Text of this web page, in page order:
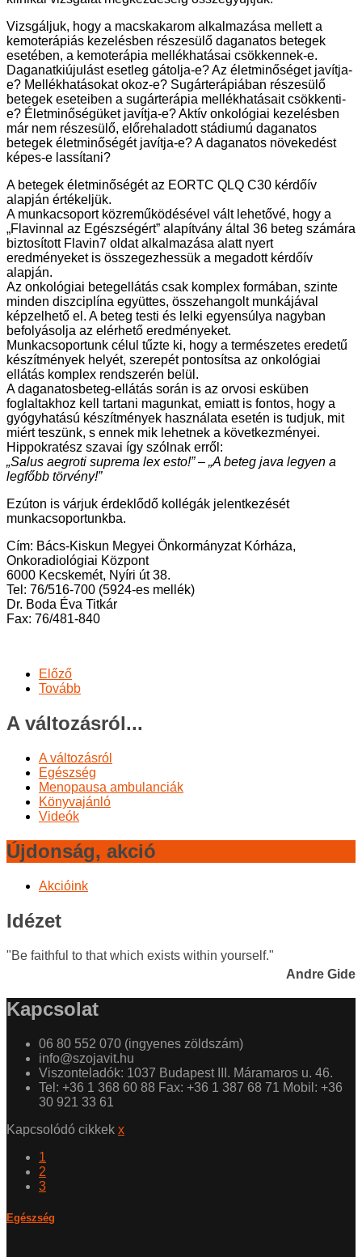
Vizsgáljuk, hogy a macskakarom alkalmazása mellett a
kemoterápiás kezelésben részesülő daganatos betegek
esetében, a kemoterápia mellékhatásai csökkennek-e.
Daganatkiújulást esetleg gátolja-e? Az életminőséget javítja-
e? Mellékhatásokat okoz-e? Sugárterápiában részesülő
betegek eseteiben a sugárterápia mellékhatásait csökkenti-
e? Életminőségüket javítja-e? Aktív onkológiai kezelésben
már nem részesülő, előrehaladott stádiumú daganatos
betegek életminőségét javítja-e? A daganatos növekedést
képes-e lassítani?
A betegek életminőségét az EORTC QLQ C30 kérdőív
alapján értékeljük.
A munkacsoport közreműködésével vált lehetővé, hogy a
„Flavinnal az Egészségért” alapítvány által 36 beteg számára
biztosított Flavin7 oldat alkalmazása alatt nyert
eredményeket is összegezhessük a megadott kérdőív
alapján.
Az onkológiai betegellátás csak komplex formában, szinte
minden diszciplína együttes, összehangolt munkájával
képzelhető el. A beteg testi és lelki egyensúlya nagyban
befolyásolja az elérhető eredményeket.
Munkacsoportunk célul tűzte ki, hogy a természetes eredetű
készítmények helyét, szerepét pontosítsa az onkológiai
ellátás komplex rendszerén belül.
A daganatosbeteg-ellátás során is az orvosi esküben
foglaltakhoz kell tartani magunkat, emiatt is fontos, hogy a
gyógyhatású készítmények használata esetén is tudjuk, mit
miért teszünk, s ennek mik lehetnek a következményei.
Hippokratész szavai így szólnak erről:
„Salus aegroti suprema lex esto!” – „A beteg java legyen a
legfőbb törvény!”
Ezúton is várjuk érdeklődő kollégák jelentkezését
munkacsoportunkba.
Cím: Bács-Kiskun Megyei Önkormányzat Kórháza,
Onkoradiológiai Központ
6000 Kecskemét, Nyíri út 38.
Tel: 76/516-700 (5924-es mellék)
Dr. Boda Éva Titkár
Fax: 76/481-840
Előző
Tovább
A változásról...
A változásról
Egészség
Menopausa ambulanciák
Könyvajánló
Videók
Újdonság, akció
Akcióink
Idézet
"Be faithful to that which exists within yourself."
Andre Gide
Kapcsolat
06 80 552 070 (ingyenes zöldszám)
info@szojavit.hu
Viszonteladók: 1037 Budapest III. Máramaros u. 46.
Tel: +36 1 368 60 88 Fax: +36 1 387 68 71 Mobil: +36
30 921 33 61
Kapcsolódó cikkek x
1
2
3
Egészség